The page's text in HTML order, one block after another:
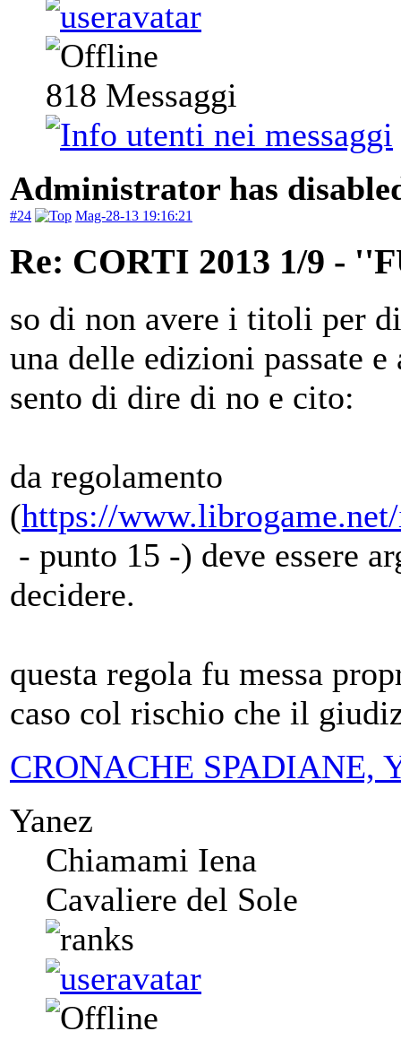
818 Messaggi
Administrator has
#24 Mag-28-13 19:16:21
Re: CORTI 2013 1/9 -
so di non avere i titoli per
una delle edizioni passate
sento di dire di no e cito:
da regolamento
(https://
- punto 15 -) deve essere
decidere.
questa regola fu messa
caso col rischio che il
CRONACHE SPADIANE,
Yanez
Chiamami Iena
Cavaliere del Sole